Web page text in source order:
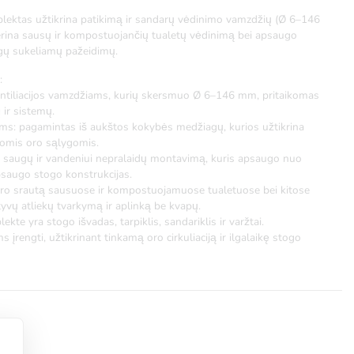
užtikrina patikimą ir sandarų vėdinimo vamzdžių (Ø 6–146
sausų ir kompostuojančių tualetų vėdinimą bei apsaugo
sukeliamų pažeidimų.
vamzdžiams, kurių skersmuo Ø 6–146 mm, pritaikomas
ir sistemų.
pagamintas iš aukštos kokybės medžiagų, kurios užtikrina
oro sąlygomis.
ir vandeniui nepralaidų montavimą, kuris apsaugo nuo
stogo konstrukcijas.
srautą sausuose ir kompostuojamuose tualetuose bei kitose
atliekų tvarkymą ir aplinką be kvapų.
yra stogo išvadas, tarpiklis, sandariklis ir varžtai.
įrengti, užtikrinant tinkamą oro cirkuliaciją ir ilgalaikę stogo